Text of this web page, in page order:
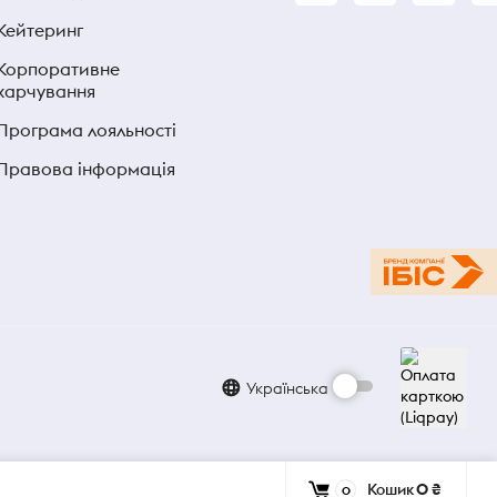
лояльності
інформація
Українська
0 Кошик0 ₴